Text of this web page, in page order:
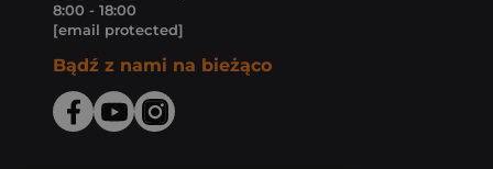
8:00 - 18:00
[email protected]
Bądź z nami na bieżąco